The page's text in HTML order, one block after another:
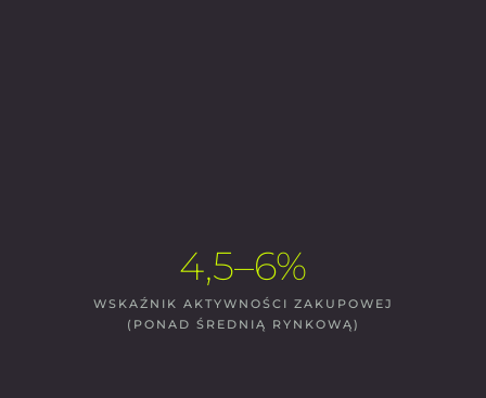
4,5–6%
WSKAŹNIK AKTYWNOŚCI ZAKUPOWEJ
(PONAD ŚREDNIĄ RYNKOWĄ)